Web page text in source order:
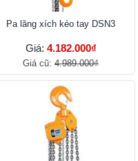
Pa lăng xích kéo tay DSN3
Giá: 4.182.000₫
Giá cũ: 4.989.000₫